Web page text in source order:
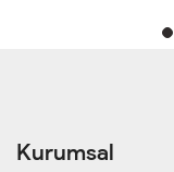
Kurumsal